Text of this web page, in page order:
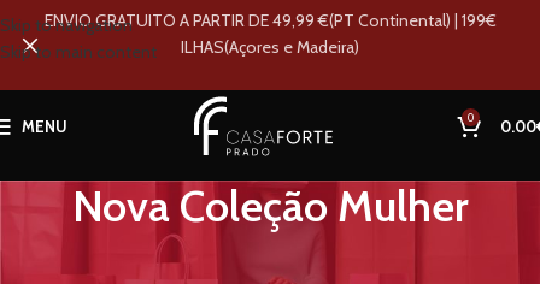
Skip to navigation
Skip to main content
MENU 0 0.00
Nova Coleção Mulher
Nova Coleção Mulher
ENVIO GRATUITO A PARTIR DE 49,99 €(PT Continental) | 199€
ILHAS(Açores e Madeira)